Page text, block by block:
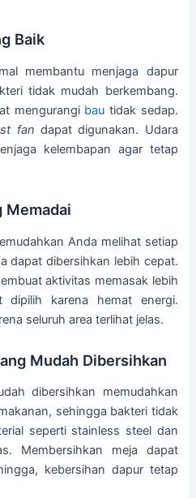
Baik
membantu menjaga dapur
tidak mudah berkembang.
mengurangi bau tidak sedap.
fan dapat digunakan. Udara
kelembapan agar tetap
Memadai
Anda melihat setiap
dapat dibersihkan lebih cepat.
aktivitas memasak lebih
dipilih karena hemat energi.
seluruh area terlihat jelas.
Mudah Dibersihkan
dibersihkan memudahkan
sehingga bakteri tidak
seperti stainless steel dan
Membersihkan meja dapat
kebersihan dapur tetap